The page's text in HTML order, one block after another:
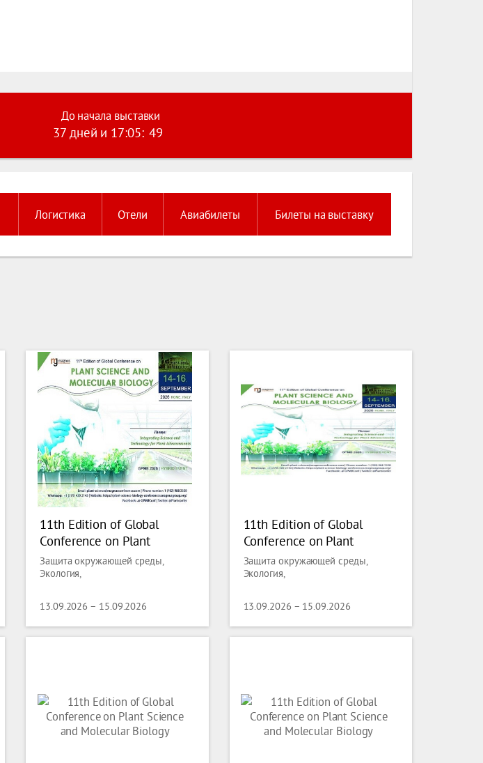
До начала выставки
37 дней и 17:05: 48
Логистика Отели Авиабилеты Билеты на выставку
11th Edition of Global
Conference on Plant
Science and Molecular
Biology
Защита окружающей среды,
Экология,
13.09.2026 – 15.09.2026
11th Edition of Global
Conference on Plant
Science and Molecular
Biology
Защита окружающей среды,
Экология,
13.09.2026 – 15.09.2026